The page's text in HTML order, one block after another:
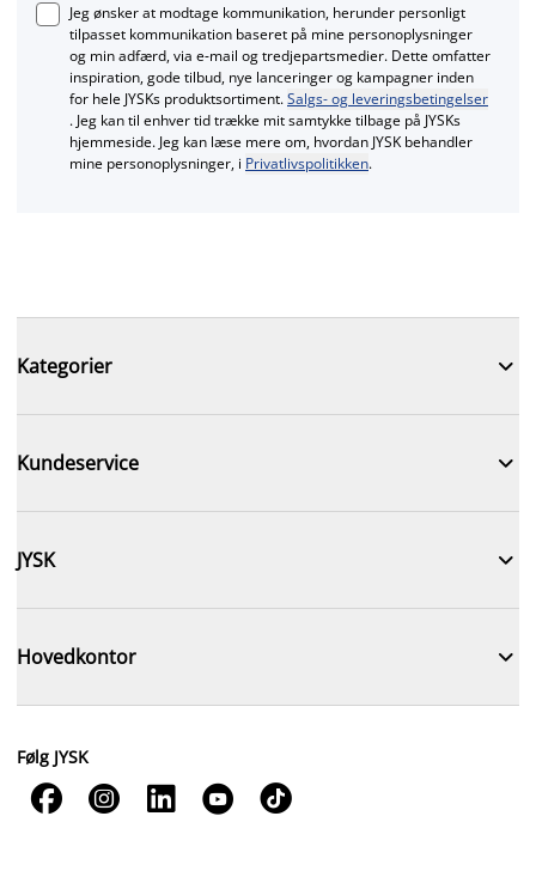
Jeg ønsker at modtage kommunikation, herunder personligt
tilpasset kommunikation baseret på mine personoplysninger
og min adfærd, via e‑mail og tredjepartsmedier. Dette omfatter
inspiration, gode tilbud, nye lanceringer og kampagner inden
for hele JYSKs produktsortiment.Salgs- og leveringsbetingelser
. Jeg kan til enhver tid trække mit samtykke tilbage på JYSKs
hjemmeside. Jeg kan læse mere om, hvordan JYSK behandler
mine personoplysninger, i Privatlivspolitikken.
Kategorier 
Kundeservice 
JYSK 
Hovedkontor 
Følg JYSK
    